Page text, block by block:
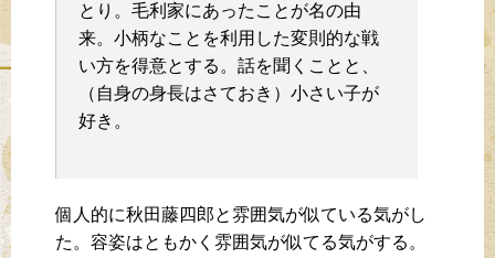
とり。毛利家にあったことが名の由
来。小柄なことを利用した変則的な戦
い方を得意とする。話を聞くことと、
（自身の身長はさておき）小さい子が
好き。
個人的に秋田藤四郎と雰囲気が似ている気がし
た。容姿はともかく雰囲気が似てる気がする。